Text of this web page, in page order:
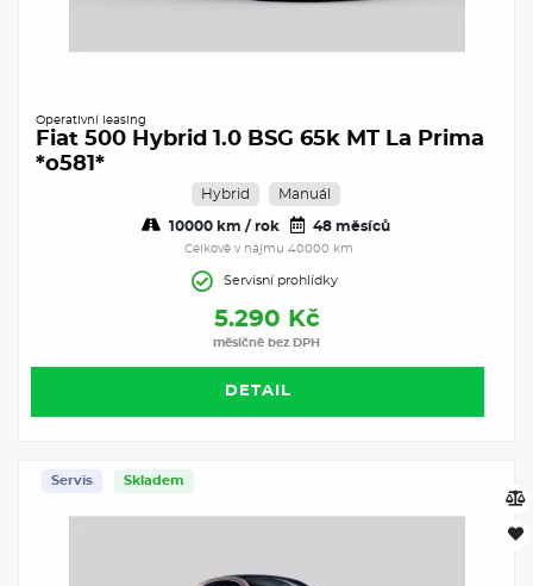
Operativní leasing
Fiat 500 Hybrid 1.0 BSG 65k MT La Prima
*o581*
Hybrid Manuál
10000 km / rok 48 měsíců
Celkově v nájmu 40000 km
Servisní prohlídky
5.290 Kč
měsíčně bez DPH
DETAIL
Skladem
Servis